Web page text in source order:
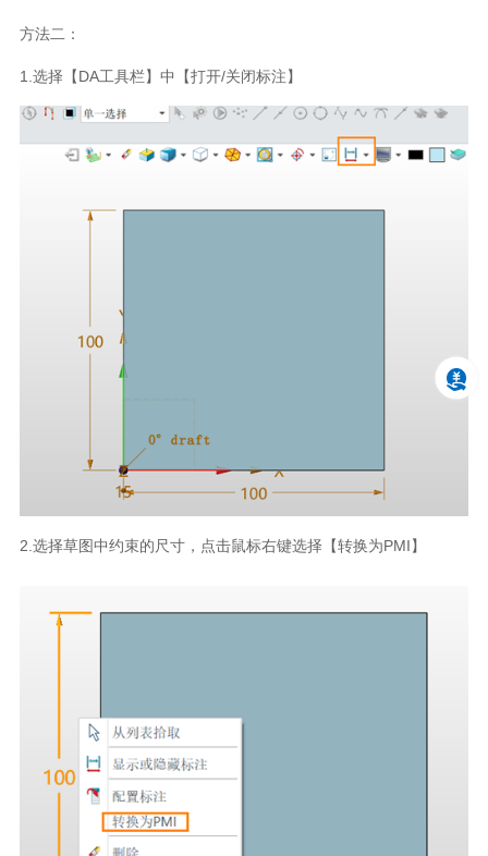
方法二：
1.选择【DA工具栏】中【打开/关闭标注】
2.选择草图中约束的尺寸，点击鼠标右键选择【转换为PMI】